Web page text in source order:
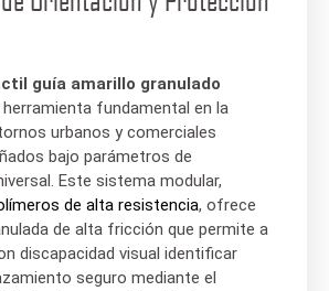
guía amarillo granulado
fundamental en la
urbanos y comerciales
bajo parámetros de
Este sistema modular,
de alta resistencia, ofrece
de alta fricción que permite a
discapacidad visual identificar
seguro mediante el